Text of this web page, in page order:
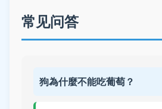
常见问答
狗為什麼不能吃葡萄？